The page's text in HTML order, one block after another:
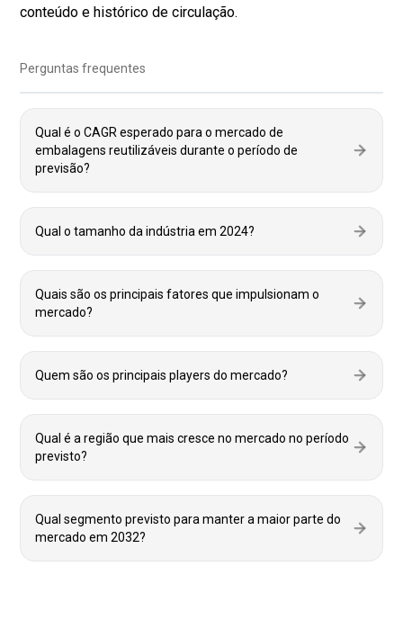
conteúdo e histórico de circulação.
Perguntas frequentes
Qual é o CAGR esperado para o mercado de
embalagens reutilizáveis ​​durante o período de
previsão?
Qual o tamanho da indústria em 2024?
Quais são os principais fatores que impulsionam o
mercado?
Quem são os principais players do mercado?
Qual é a região que mais cresce no mercado no período
previsto?
Qual segmento previsto para manter a maior parte do
mercado em 2032?